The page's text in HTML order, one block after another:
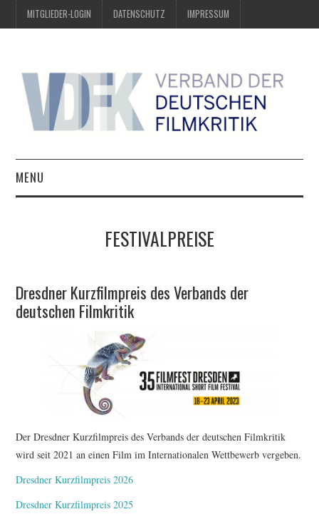
MITGLIEDER-LOGIN DATENSCHUTZ IMPRESSUM
MENU
PREIS DER DEUTSCHEN
FILMKRITIK
FESTIVALPREISE
S. KRACAUER PREIS
WOCHE DER KRITIK
FESTIVALPREISE
Dresdner Kurzfilmpreis des Verbands der
deutschen Filmkritik
Der Dresdner Kurzfilmpreis des Verbands der deutschen Filmkritik
wird seit 2021 an einen Film im Internationalen Wettbewerb vergeben.
Dresdner Kurzfilmpreis 2026
Dresdner Kurzfilmpreis 2025